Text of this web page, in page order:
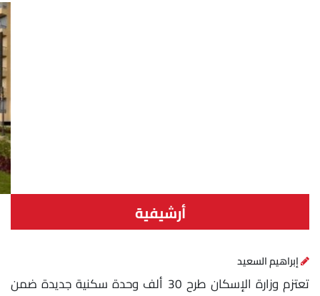
أرشيفية
إبراهيم السعيد
تعتزم وزارة الإسكان طرح 30 ألف وحدة سكنية جديدة ضمن